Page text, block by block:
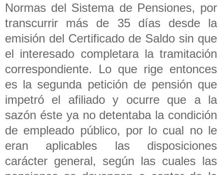
Normas del Sistema de Pensiones, por
transcurrir más de 35 días desde la
emisión del Certificado de Saldo sin que
el interesado completara la tramitación
correspondiente. Lo que rige entonces
es la segunda petición de pensión que
impetró el afiliado y ocurre que a la
sazón éste ya no detentaba la condición
de empleado público, por lo cual no le
eran aplicables las disposiciones
carácter general, según las cuales las